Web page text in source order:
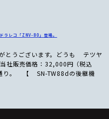
レコ「ZNV-80」登場。
とうございます。どうも テツヤ
販売価格：32,000円（税込
り。 【 SN-TW88dの後継機